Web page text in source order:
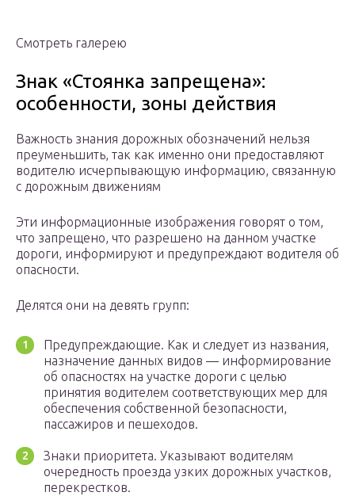
Смотреть галерею
Знак «Стоянка запрещена»:
особенности, зоны действия
Важность знания дорожных обозначений нельзя
преуменьшить, так как именно они предоставляют
водителю исчерпывающую информацию, связанную
с дорожным движениям
Эти информационные изображения говорят о том,
что запрещено, что разрешено на данном участке
дороги, информируют и предупреждают водителя об
опасности.
Делятся они на девять групп:
Предупреждающие. Как и следует из названия,
назначение данных видов — информирование
об опасностях на участке дороги с целью
принятия водителем соответствующих мер для
обеспечения собственной безопасности,
пассажиров и пешеходов.
Знаки приоритета. Указывают водителям
очередность проезда узких дорожных участков,
перекрестков.